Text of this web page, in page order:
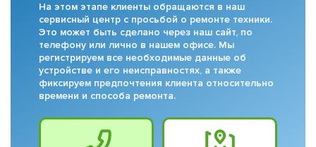
На этом этапе клиенты обращаются в наш
сервисный центр с просьбой о ремонте техники.
Это может быть сделано через наш сайт, по
телефону или лично в нашем офисе. Мы
регистрируем все необходимые данные об
устройстве и его неисправностях, а также
фиксируем предпочтения клиента относительно
времени и способа ремонта.